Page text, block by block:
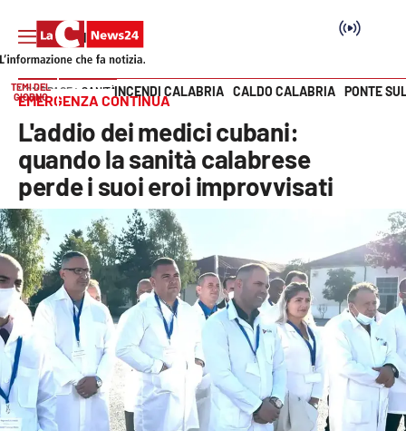
SEZIONI
Cronaca
Politica
Attualità
Economia e lavoro
Italia Mondo
Sanità
Vai
TEMI DEL
GIORNO
INCENDI CALABRIA CALDO CALABRIA PONTE
HOME PAGE SANITÀ
EMERGENZA CONTINUA
L'addio dei medici cubani:
quando la sanità calabrese
perde i suoi eroi improvvisati